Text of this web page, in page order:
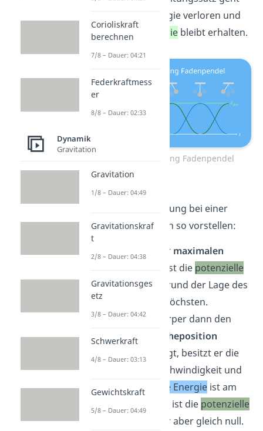
dabei keine Energie verloren und
dieGesamtenergiebleibt erhalten.
Energieerhaltung Fadenpendel
Du kannst dir die
Energieumwandlung bei einer
Schwingung dann so vorstellen:
Am Punkt der maximalen
ist die potenzielle
Energieaufgrund der Lage des
Pendels am höchsten.
Wenn der Körper dann den
Punkt der
Ruheposition
durchschwingt, besitzt er die
höchste Geschwindigkeit und
die kinetische Energieist am
größten. Hier ist die potenzielle
dafür aber gleich null.
Corioliskraft
berechnen
7/8 – Dauer: 04:21
Federkraftmess
er
8/8 – Dauer: 02:33
Dynamik
Gravitation
Gravitation
1/8 – Dauer: 04:49
Gravitationskraf
t
2/8 – Dauer: 04:38
Gravitationsges
etz
3/8 – Dauer: 04:42
Schwerkraft
4/8 – Dauer: 03:13
Gewichtskraft
5/8 – Dauer: 04:49